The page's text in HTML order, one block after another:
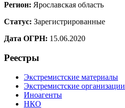
Регион: Ярославская область
Статус: Зарегистрированные
Дата ОГРН: 15.06.2020
Реестры
Экстремистские материалы
Экстремистские организации
Иноагенты
НКО